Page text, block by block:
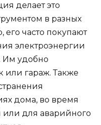
делает это
в разных
часто покупают
электроэнергии
Им удобно
или гараж. Также
дома, во время
для аварийного